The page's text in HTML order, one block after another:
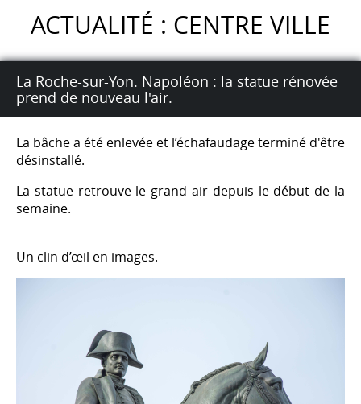
ACTUALITÉ : CENTRE VILLE
La Roche-sur-Yon. Napoléon : la statue rénovée
prend de nouveau l'air.
La bâche a été enlevée et l’échafaudage terminé d'être
désinstallé.
La statue retrouve le grand air depuis le début de la
semaine.
Un clin d’œil en images.